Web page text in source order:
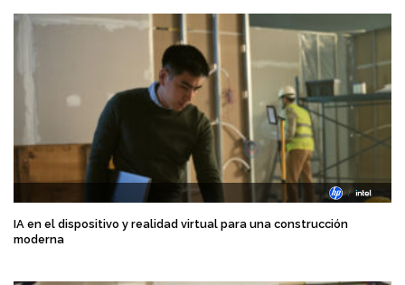
IA en el dispositivo y realidad virtual para una construcción
moderna